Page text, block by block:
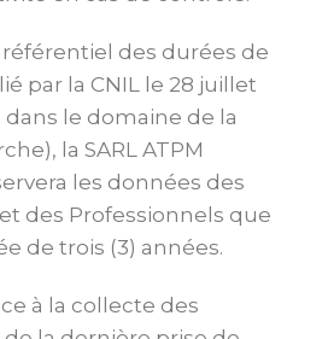
des durées de
par la CNIL le 28 juillet
le domaine de la
la SARL ATPM
les données des
des Professionnels que
de trois (3) années.
à la collecte des